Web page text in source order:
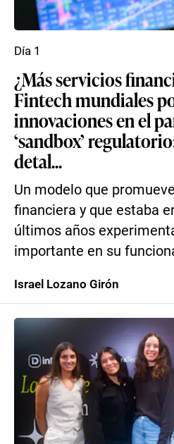
¿Más servicios
Fintech mundiales
innovaciones en el
‘sandbox’
detal...
Un modelo que
financiera y que estaba
últimos años
importante en su
Día 1
Israel Lozano Girón